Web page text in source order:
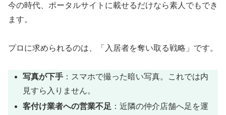
今の時代、ポータルサイトに載せるだけなら素人でもでき
ます。
プロに求められるのは、「入居者を奪い取る戦略」です。
写真が下手 ：スマホで撮った暗い写真。これでは内
見すら入りません。
客付け業者への営業不足 ：近隣の仲介店舗へ足を運